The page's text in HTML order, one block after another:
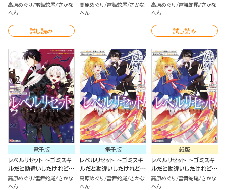
はとんでもないチートスキ
ルだった～ コミック版 （3）
高原めぐり 雷舞蛇尾 さかな
へん
試し読み
はとんでもないチートスキ
ルだった～（３）
高原めぐり 雷舞蛇尾 さかな
へん
はとんでもないチートスキ
ルだった～ コミック版 （2）
高原めぐり 雷舞蛇尾 さかな
へん
試し読み
電子版
レベルリセット ～ゴミスキ
ルだと勘違いしたけれど実
はとんでもないチートスキ
ルだった～ コミック版 （2）
高原めぐり 雷舞蛇尾 さかな
へん
電子版
レベルリセット ～ゴミスキ
ルだと勘違いしたけれど実
はとんでもないチートスキ
ルだった～（1）
高原めぐり 雷舞蛇尾 さかな
へん
紙版
レベルリセット ～ゴミスキ
ルだと勘違いしたけれど実
はとんでもないチートスキ
ルだった～（1）
高原めぐり 雷舞蛇尾 さかな
へん